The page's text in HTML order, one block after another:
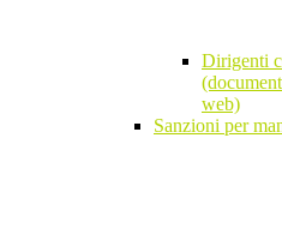
Dirigenti
web)
Sanzioni per